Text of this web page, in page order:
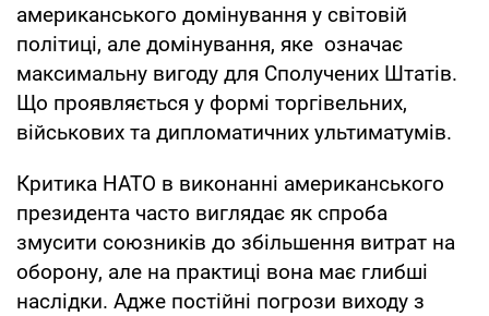
американського домінування у світовій
політиці, але домінування, яке означає
максимальну вигоду для Сполучених Штатів.
Що проявляється у формі торгівельних,
військових та дипломатичних ультиматумів.
Критика НАТО в виконанні американського
президента часто виглядає як спроба
змусити союзників до збільшення витрат на
оборону, але на практиці вона має глибші
наслідки. Адже постійні погрози виходу з